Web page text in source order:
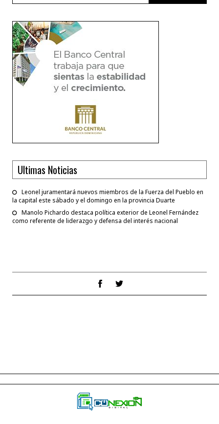
Ultimas Noticias
Leonel juramentará nuevos miembros de la Fuerza del Pueblo en
la capital este sábado y el domingo en la provincia Duarte
Manolo Pichardo destaca política exterior de Leonel Fernández
como referente de liderazgo y defensa del interés nacional